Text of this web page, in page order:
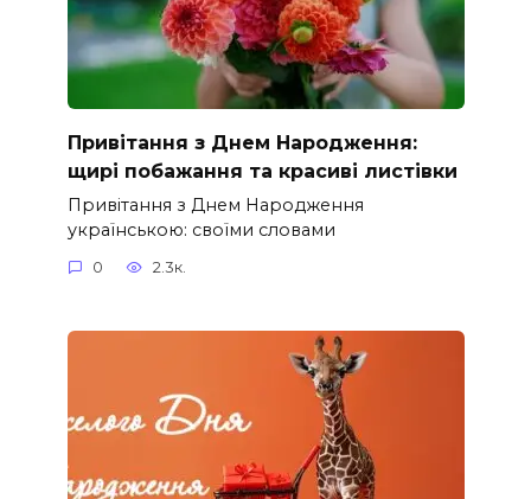
Привітання з Днем Народження:
щирі побажання та красиві листівки
Привітання з Днем Народження
українською: своїми словами
0 2.3к.